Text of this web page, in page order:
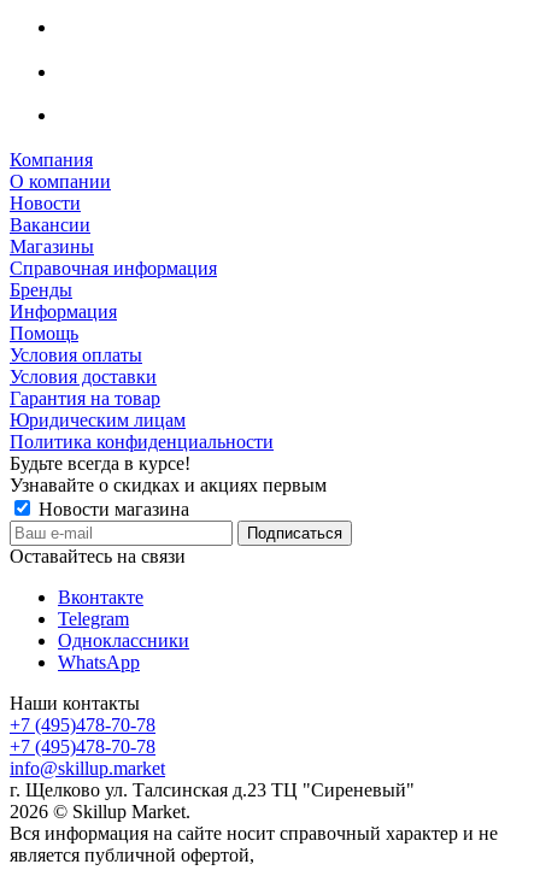
Компания
О компании
Новости
Вакансии
Магазины
Справочная информация
Бренды
Информация
Помощь
Условия оплаты
Условия доставки
Гарантия на товар
Юридическим лицам
Политика конфиденциальности
Будьте всегда в курсе!
Узнавайте о скидках и акциях первым
Новости магазина
Оставайтесь на связи
Вконтакте
Telegram
Одноклассники
WhatsApp
Наши контакты
+7 (495)478-70-78
+7 (495)478-70-78
info@skillup.market
г. Щелково ул. Талсинская д.23 ТЦ "Сиреневый"
2026 © Skillup Market.
Вся информация на сайте носит справочный характер и не
является публичной офертой,